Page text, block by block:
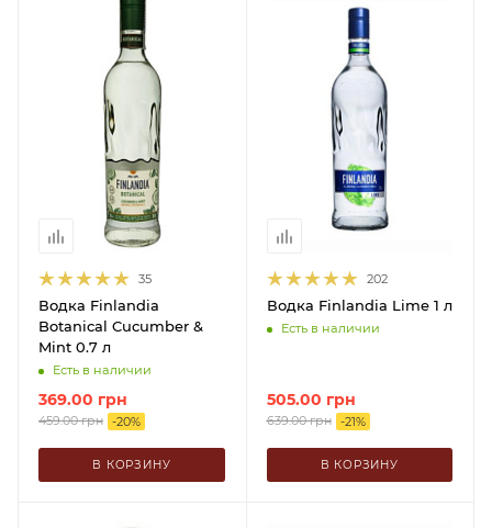
35
Водка Finlandia
Botanical Cucumber &
Mint 0.7 л
Есть в наличии
369.00 грн
459.00грн -20%
В КОРЗИНУ
202
Водка Finlandia Lime 1 л
Есть в наличии
505.00 грн
639.00грн -21%
В КОРЗИНУ